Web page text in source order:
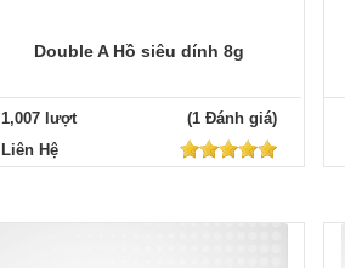
Double A Hồ siêu dính 8g
1,007 lượt
(1 Đánh giá)
Liên Hệ